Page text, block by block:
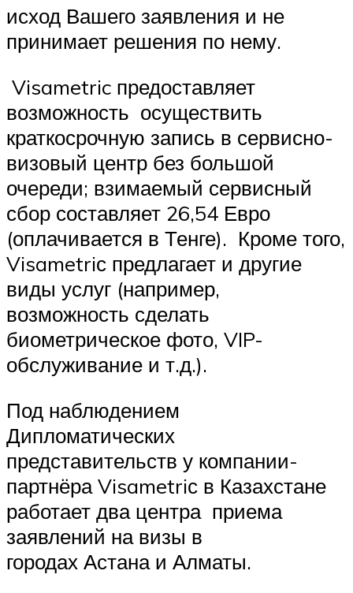
исход Вашего заявления и не
принимает решения по нему.
Visametric предоставляет
возможность осуществить
краткосрочную запись в сервисно-
визовый центр без большой
очереди; взимаемый сервисный
сбор составляет 26,54 Евро
(оплачивается в Тенге). Кроме того,
Visametriс предлагает и другие
виды услуг (например,
возможность сделать
биометрическое фото, VIP-
обслуживание и т.д.).
Под наблюдением
Дипломатических
представительств у компании-
партнёра Visametriс в Казахстане
работает два центра приема
заявлений на визы в
городах Астана и Алматы.